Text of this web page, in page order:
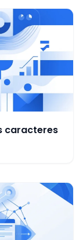
caracteres